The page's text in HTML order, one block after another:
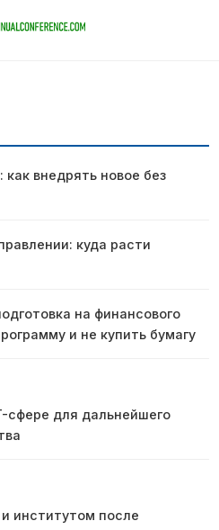
внедрять новое без
куда расти
на финансового
и не купить бумагу
сфере для дальнейшего
институтом после